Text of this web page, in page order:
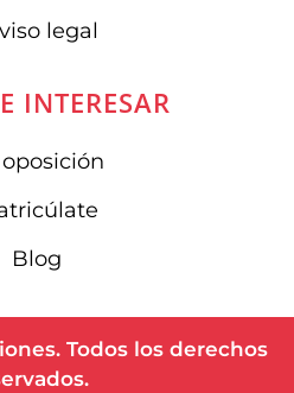
legal
INTERESAR
oposición
Blog
Todos los derechos